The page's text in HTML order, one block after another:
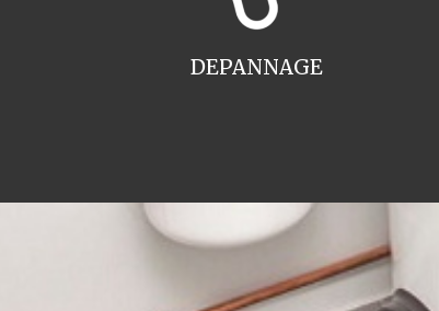
DEPANNAGE